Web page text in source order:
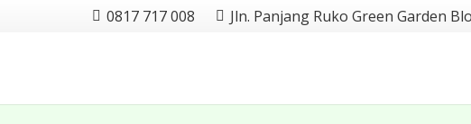
0817 717 008 Jln. Panjang Ruko Green Garden